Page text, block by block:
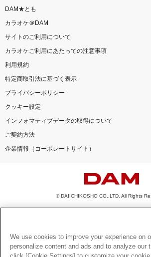
DAM★とも
カラオケ＠DAM
サイトのご利用について
カラオケご利用にあたっての注意事項
利用規約
特定商取引法に基づく表示
プライバシーポリシー
クッキー設定
インフォマティブデータの取得について
ご契約方法
企業情報（コーポレートサイト）
© DAIICHIKOSHO CO.,LTD. All Rights
このサイトに掲載されている一切の文章・画像・写真・動
を問わず、著作権法の定める範囲を超えて無断で複製、転
とを禁じます。
楽曲及びコンテンツは、機種によりご利用いただけない場
We use cookies to improve your experience on
personalize content and ads and to analyze our